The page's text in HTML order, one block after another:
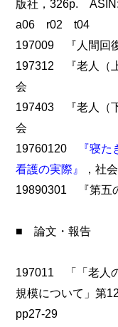
版社，326p.
a06 r02 t04
197009 『人間回
197312 『老人（
会
197403 『老人（
会
19760120
『寝
看護の実際』
，社
19890301 『第五
■ 論文・報告
197011 「「老人
規模について」第
pp27-29